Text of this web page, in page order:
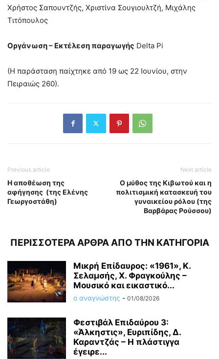
Χρήστος Σαπουντζής, Χριστίνα Σουγιουλτζή, Μιχάλης
Τιτόπουλος
Οργάνωση – Εκτέλεση παραγωγής Delta Pi
(Η παράσταση παίχτηκε από 19 ως 22 Ιουνίου, στην
Πειραιώς 260).
Previous article
Η αποθέωση της
αφήγησης (της Ελένης
Γεωργοστάθη)
Next article
Ο μύθος της Κιβωτού και η
πολιτισμική κατασκευή του
γυναικείου ρόλου (της
Βαρβάρας Ρούσσου)
ΠΕΡΙΣΣΟΤΕΡΑ ΑΡΘΡΑ ΑΠΟ ΤΗΝ ΚΑΤΗΓΟΡΙΑ
Μικρή Επίδαυρος: «1961», Κ.
Σελαμσής, Χ. Φραγκούλης –
Μουσικό και εικαστικό...
ο αναγνώστης - 01/08/2026
Φεστιβάλ Επιδαύρου 3:
«Άλκηστις», Ευριπίδης, Δ.
Καραντζάς – Η πλάστιγγα
έγειρε...